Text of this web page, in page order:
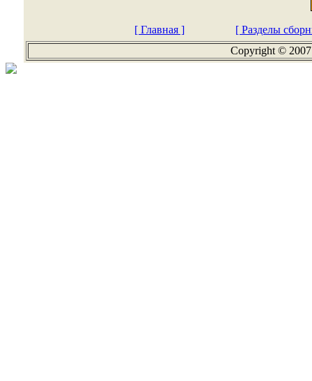
[ Главная ]
[ Разделы
Copyright ©